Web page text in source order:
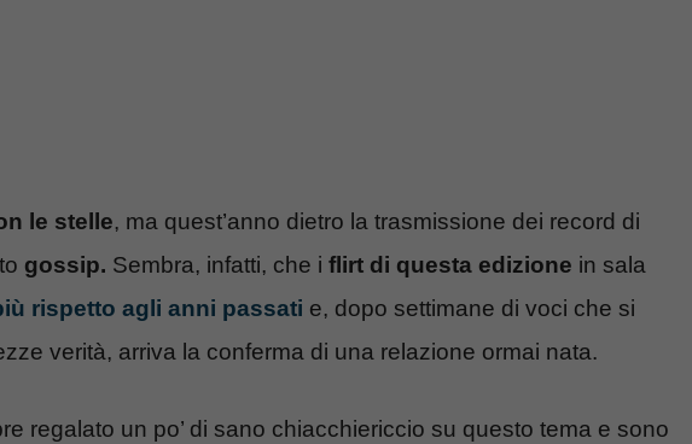
le stelle, ma quest’anno dietro la trasmissione dei record di
gossip. Sembra, infatti, che i flirt di questa edizione in sala
rispetto agli anni passati e, dopo settimane di voci che si
verità, arriva la conferma di una relazione ormai nata.
regalato un po’ di sano chiacchiericcio su questo tema e sono